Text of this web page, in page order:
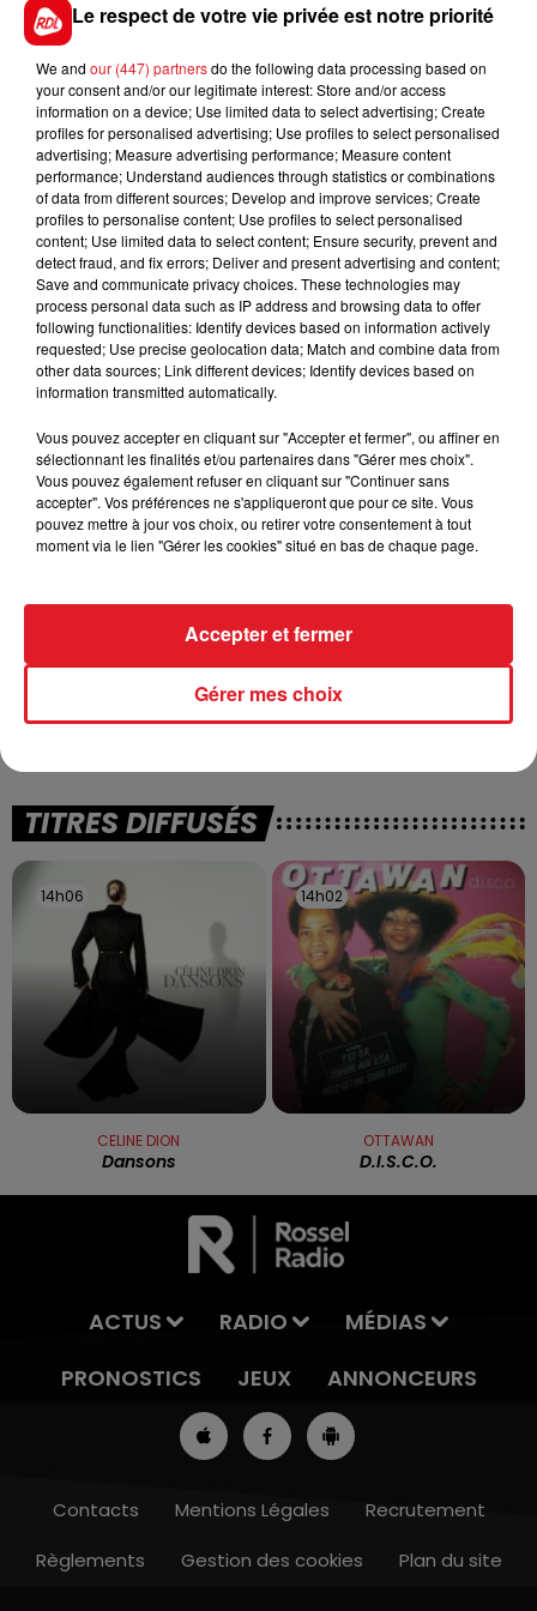
8h00 - 10h00
plus intensif".
FIL D'ACTUS
15 juillet 2026
BÉTHUNE: ENQUÊTE POUR HOMICIDE
Selon les premiers éléments, le logement servait
à des prostituées
13 juillet 2026
WINGLES: UN JEUNE PERD LA VIE, NOYÉ À
LA BASE DE LOISIRS
TITRES DIFFUSÉS
14h06
14h06
CELINE DION
Dansons
14h02
14h02
OTTAWAN
D.i.s.c.o.
ACTUS RADIO
MÉDIAS
PRONOSTICS
JEUX ANNONCEURS
Contacts Mentions Légales
Recrutement
Règlements
Gestion des cookies Plan du site
Le respect de votre vie privée est notre priorité
We and our (447) partnersdo the following data processing based on
your consent and/or our legitimate interest: Store and/or access
information on a device; Use limited data to select advertising; Create
profiles for personalised advertising; Use profiles to select personalised
advertising; Measure advertising performance; Measure content
performance; Understand audiences through statistics or combinations
of data from different sources; Develop and improve services; Create
profiles to personalise content; Use profiles to select personalised
content; Use limited data to select content; Ensure security, prevent and
detect fraud, and fix errors; Deliver and present advertising and content;
Save and communicate privacy choices. These technologies may
process personal data such as IP address and browsing data to offer
following functionalities: Identify devices based on information actively
requested; Use precise geolocation data; Match and combine data from
other data sources; Link different devices; Identify devices based on
information transmitted automatically.
Vous pouvez accepter en cliquant sur "Accepter et fermer", ou affiner en
sélectionnant les finalités et/ou partenaires dans "Gérer mes choix".
Vous pouvez également refuser en cliquant sur "Continuer sans
accepter". Vos préférences ne s'appliqueront que pour ce site. Vous
pouvez mettre à jour vos choix, ou retirer votre consentement à tout
moment via le lien "Gérer les cookies" situé en bas de chaque page.
Gérer mes choix
Accepter et fermer